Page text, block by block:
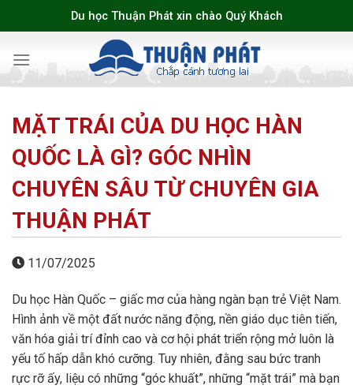
to
Du học Thuận Phát xin chào Quý Khách
MẶT TRÁI CỦA DU HỌC HÀN
QUỐC LÀ GÌ? GÓC NHÌN
CHUYÊN SÂU TỪ CHUYÊN GIA
THUẬN PHÁT
11/07/2025
Du học Hàn Quốc – giấc mơ của hàng ngàn bạn trẻ Việt Nam.
Hình ảnh về một đất nước năng động, nền giáo dục tiên tiến,
văn hóa giải trí đỉnh cao và cơ hội phát triển rộng mở luôn là
yếu tố hấp dẫn khó cưỡng. Tuy nhiên, đằng sau bức tranh
rực rỡ ấy, liệu có những “góc khuất”, những “mặt trái” mà bạn